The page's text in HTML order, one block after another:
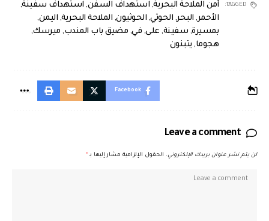
TAGGED: أمن الملاحة البحرية, استهداف السفن, استهداف سفينة,
الأحمر , البحر, الحوثي, الحوثيون, الملاحة البحرية, اليمن,
بمسيرة, سفينة, على, في, مضيق باب المندب, ميرسك,
هجوما, يتبنون
Facebook
Leave a comment
لن يتم نشر عنوان بريدك الإلكتروني. الحقول الإلزامية مشار إليها بـ *